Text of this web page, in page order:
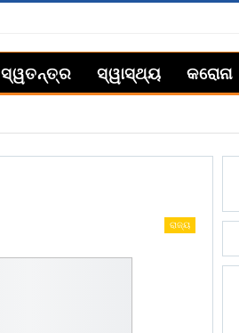
ସ୍ୱତନ୍ତ୍ର ସ୍ୱାସ୍ଥ୍ୟ କରୋନା
ରାଜ୍ୟ